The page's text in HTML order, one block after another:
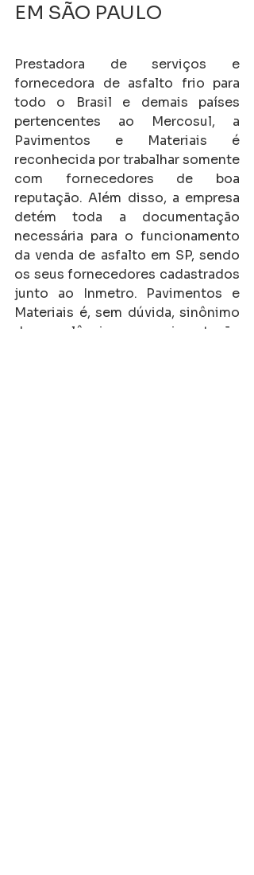
EM SÃO PAULO
Prestadora de serviços e
fornecedora de asfalto frio para
todo o Brasil e demais países
pertencentes ao Mercosul, a
Pavimentos e Materiais é
reconhecida por trabalhar somente
com fornecedores de boa
reputação. Além disso, a empresa
detém toda a documentação
necessária para o funcionamento
da venda de asfalto em SP, sendo
os seus fornecedores cadastrados
junto ao Inmetro. Pavimentos e
Materiais é, sem dúvida, sinônimo
de excelência em pavimentação